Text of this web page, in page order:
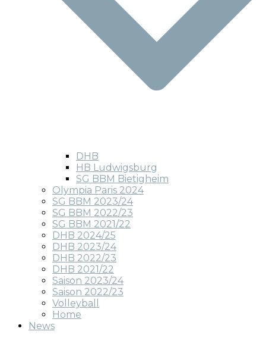
DHB
HB Ludwigsburg
SG BBM Bietigheim
Olympia Paris 2024
SG BBM 2023/24
SG BBM 2022/23
SG BBM 2021/22
DHB 2024/25
DHB 2023/24
DHB 2022/23
DHB 2021/22
Saison 2023/24
Saison 2022/23
Volleyball
Home
News